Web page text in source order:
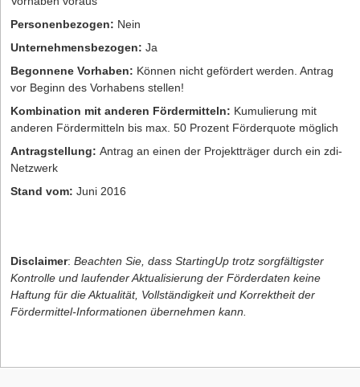
Personenbezogen: Nein
Unternehmensbezogen: Ja
Begonnene Vorhaben: Können nicht gefördert werden. Antrag
vor Beginn des Vorhabens stellen!
Kombination mit anderen Fördermitteln: Kumulierung mit
anderen Fördermitteln bis max. 50 Prozent Förderquote möglich
Antragstellung: Antrag an einen der Projektträger durch ein zdi-
Netzwerk
Stand vom: Juni 2016
Disclaimer: Beachten Sie, dass StartingUp trotz sorgfältigster
Kontrolle und laufender Aktualisierung der Förderdaten keine
Haftung für die Aktualität, Vollständigkeit und Korrektheit der
Fördermittel-Informationen übernehmen kann.